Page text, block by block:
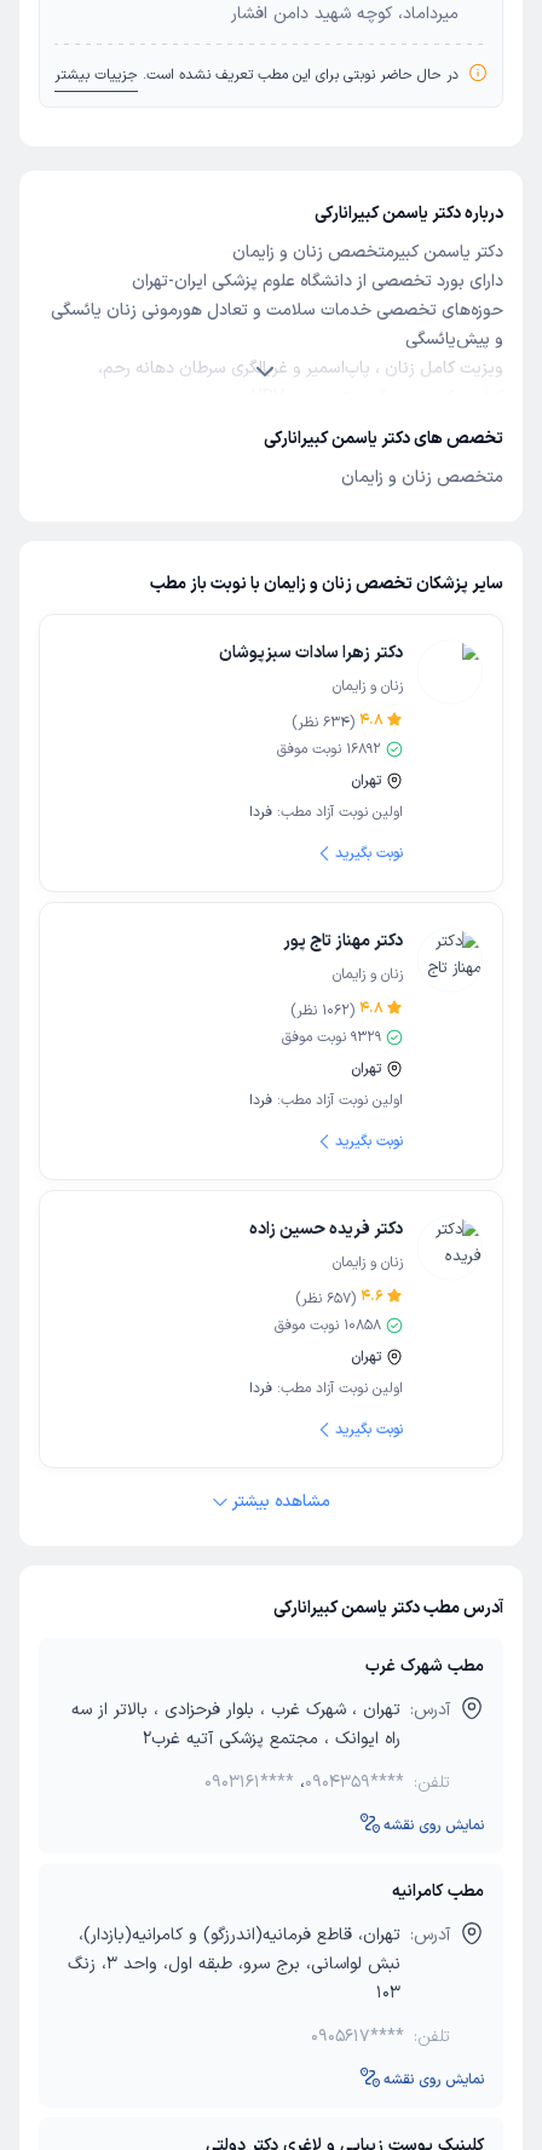
میرداماد، کوچه شهید دامن افشار
در حال حاضر نوبتی برای این مطب تعریف نشده است. جزییات بیشتر
درباره دکتر یاسمن کبیرانارکی
دکتر یاسمن کبیرمتخصص زنان و زایمان
دارای بورد تخصصی از دانشگاه علوم پزشکی ایران-تهران
حوزه‌های تخصصی خدمات سلامت و تعادل هورمونی زنان یائسگی
و پیش‌یائسگی
ویزیت کامل زنان ، پاپ‌اسمیر و غربالگری سرطان دهانه رحم،
زیبایی و جوانسازی ژنیتال ، لابیاپلاستی ، تزریق ژل و فیلرهای
تخصصی زنان ، لیفت و حجم دهی با نخ ، جراحی تنگی واژن،
درمان‌های غیرجراحی و ترمیمی ، لیزرهای پیشرفته ژنیتال ، روش‌های
پیج اینستاگرم‏dr.yasamankabir‏
تخصص های دکتر یاسمن کبیرانارکی
متخصص زنان و زایمان
سایر پزشکان تخصص زنان و زایمان با نوبت باز مطب
دکتر زهرا سادات سبزپوشان
زنان و زایمان
4.8
(
634 نظر)
16892 نوبت موفق
تهران
اولین نوبت آزاد مطب: فردا
نوبت بگیرید
دکتر مهناز تاج پور
زنان و زایمان
4.8
(
1062 نظر)
9329 نوبت موفق
تهران
اولین نوبت آزاد مطب: فردا
نوبت بگیرید
دکتر فریده حسین زاده
زنان و زایمان
4.6
(
657 نظر)
10858 نوبت موفق
تهران
اولین نوبت آزاد مطب: فردا
نوبت بگیرید
مشاهده بیشتر
آدرس مطب دکتر یاسمن کبیرانارکی
مطب شهرک غرب
آدرس: تهران ، شهرک غرب ، بلوار فرحزادی ، بالاتر از سه
راه ایوانک ، مجتمع پزشکی آتیه غرب2
تلفن:
0903161**** ،0904359****
نمایش روی نقشه
مطب کامرانیه
آدرس: تهران، قاطع فرمانیه(اندرزگو) و کامرانیه(بازدار)،
نبش لواسانی، برج سرو، طبقه اول، واحد 3، زنگ
103
تلفن: 0905617****
نمایش روی نقشه